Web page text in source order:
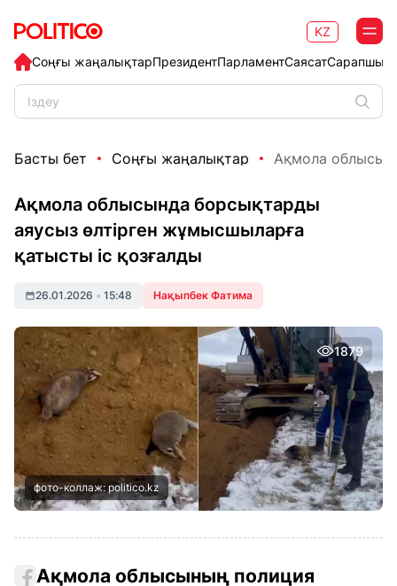
Соңғы жаңалықтарПрезидентПарламентСаясат
KZ
Басты бет Соңғы жаңалықтар Ақмола
Ақмола облысында борсықтарды
аяусыз өлтірген жұмысшыларға
қатысты іс қозғалды
26.01.2026 • 15:48 Нақыпбек Фатима
1879
фото-коллаж: politico.kz
Ақмола облысының полиция